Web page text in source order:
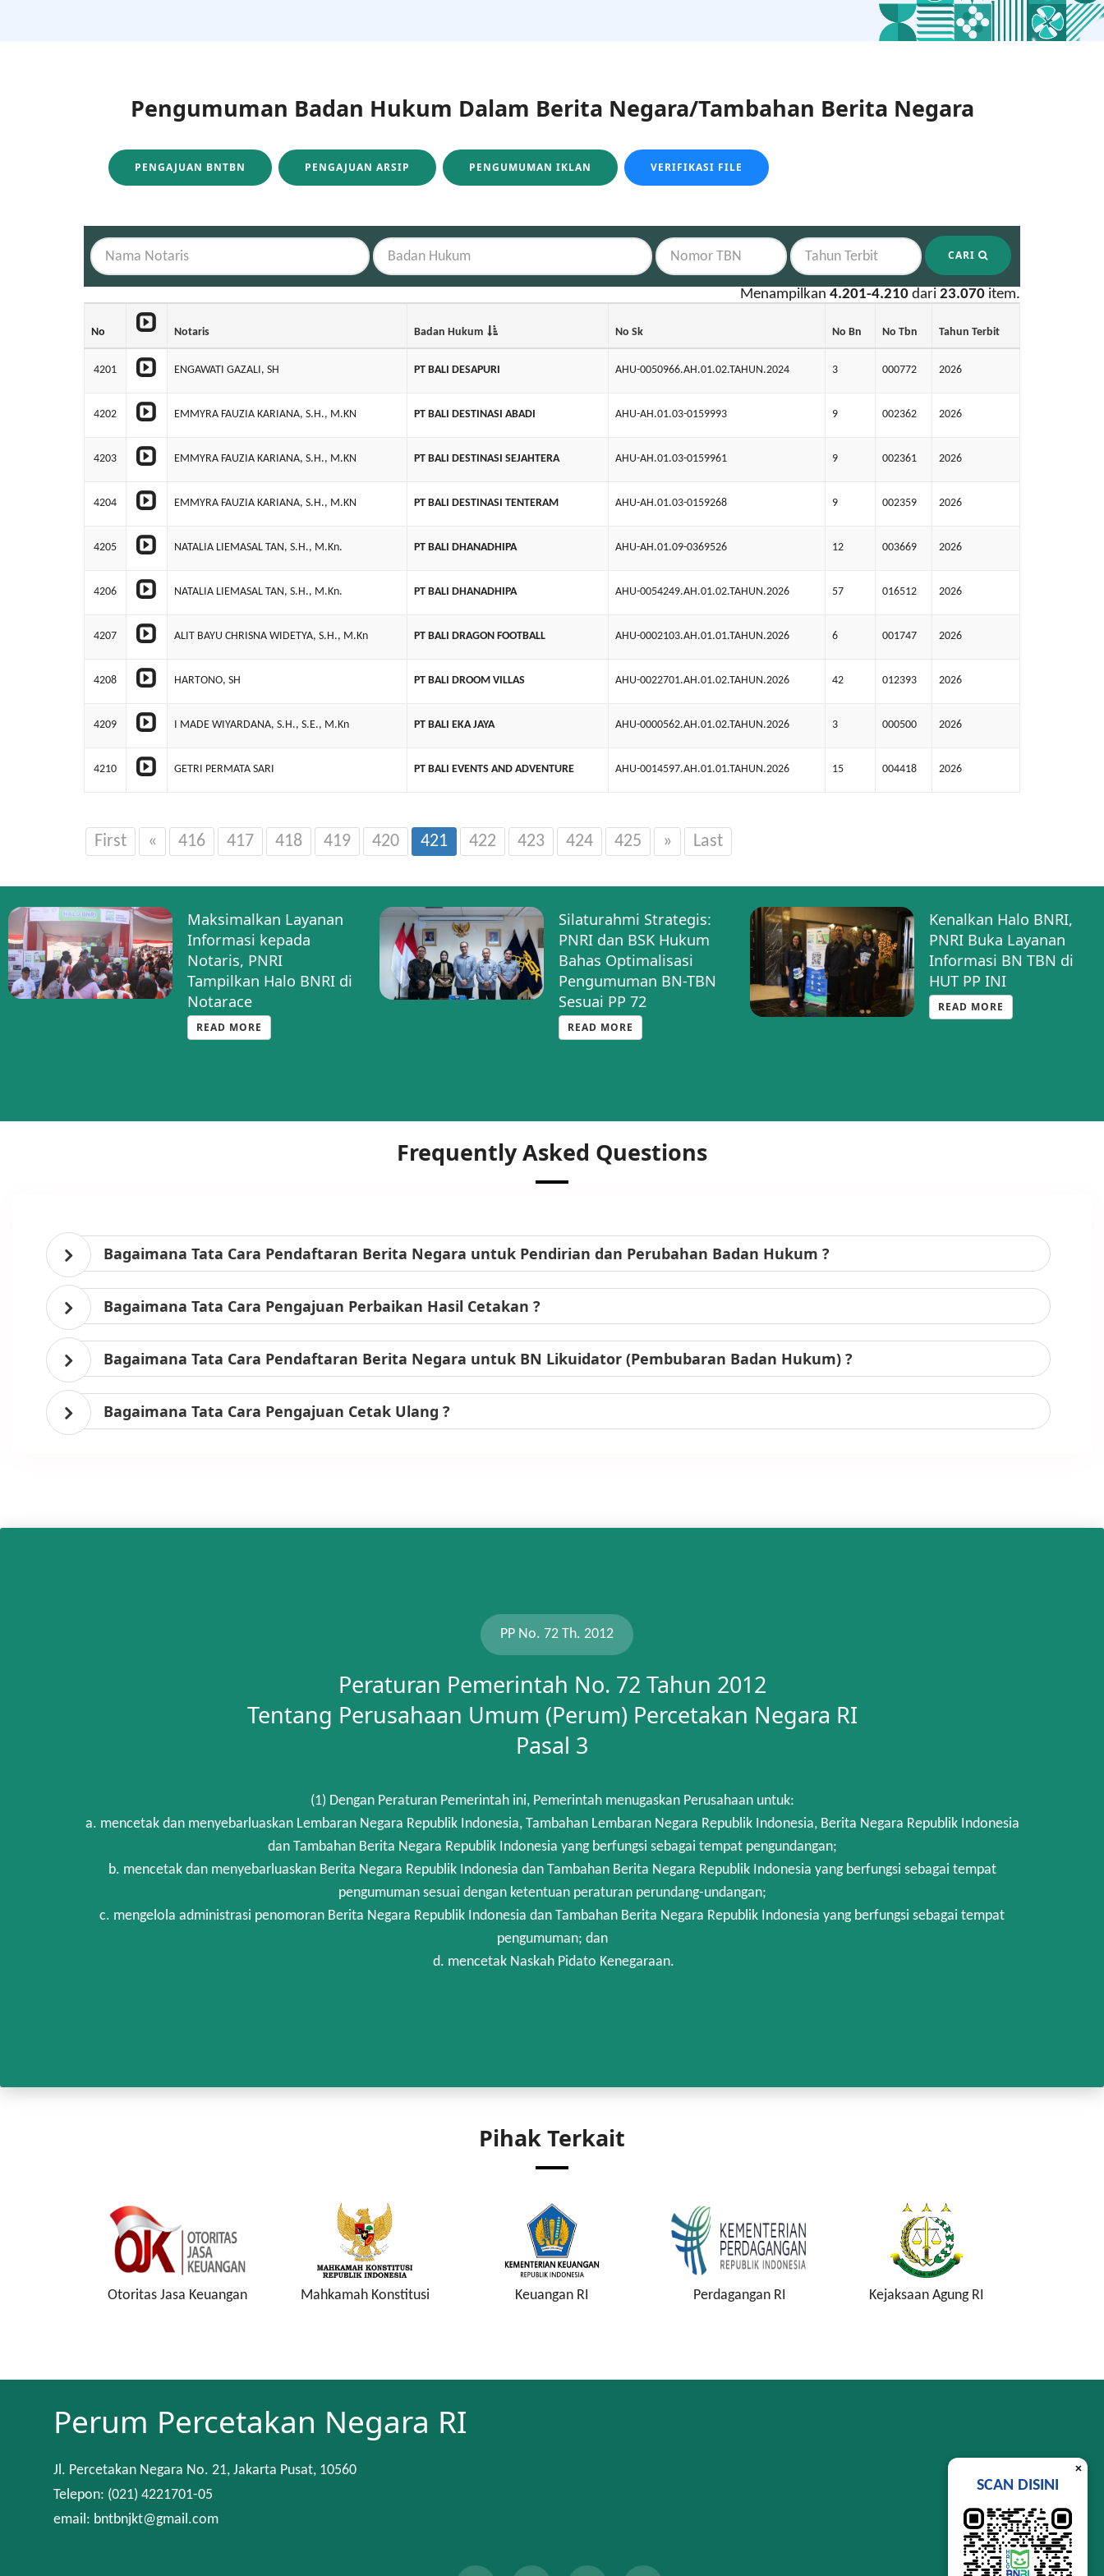
Pengumuman Badan Hukum Dalam Berita Negara/Tambahan Berita Negara
PENGAJUAN BNTBN PENGAJUAN ARSIP PENGUMUMAN IKLAN VERIFIKASI FILE
CARI
Menampilkan 4.201-4.210 dari 23.070 item.
No Notaris Badan Hukum No Sk No Bn No Tbn Tahun Terbit
4201 ENGAWATI GAZALI, SH PT BALI DESAPURI AHU-0050966.AH.01.02.TAHUN.2024 3 000772 2026
4202 EMMYRA FAUZIA KARIANA, S.H., M.KN PT BALI DESTINASI ABADI AHU-AH.01.03-0159993 9 002362 2026
4203 EMMYRA FAUZIA KARIANA, S.H., M.KN PT BALI DESTINASI SEJAHTERA AHU-AH.01.03-0159961 9 002361 2026
4204 EMMYRA FAUZIA KARIANA, S.H., M.KN PT BALI DESTINASI TENTERAM AHU-AH.01.03-0159268 9 002359 2026
4205 NATALIA LIEMASAL TAN, S.H., M.Kn. PT BALI DHANADHIPA AHU-AH.01.09-0369526 12 003669 2026
4206 NATALIA LIEMASAL TAN, S.H., M.Kn. PT BALI DHANADHIPA AHU-0054249.AH.01.02.TAHUN.2026 57 016512 2026
4207 ALIT BAYU CHRISNA WIDETYA, S.H., M.Kn PT BALI DRAGON FOOTBALL AHU-0002103.AH.01.01.TAHUN.2026 6 001747 2026
4208 HARTONO, SH PT BALI DROOM VILLAS AHU-0022701.AH.01.02.TAHUN.2026 42 012393 2026
4209 I MADE WIYARDANA, S.H., S.E., M.Kn PT BALI EKA JAYA AHU-0000562.AH.01.02.TAHUN.2026 3 000500 2026
4210 GETRI PERMATA SARI PT BALI EVENTS AND ADVENTURE AHU-0014597.AH.01.01.TAHUN.2026 15 004418 2026
First « 416 417 418 419 420 421 422 423 424 425 » Last
Maksimalkan Layanan
Informasi kepada
Notaris, PNRI
Tampilkan Halo BNRI di
Notarace
READ MORE
Silaturahmi Strategis:
PNRI dan BSK Hukum
Bahas Optimalisasi
Pengumuman BN-TBN
Sesuai PP 72
READ MORE
Kenalkan Halo BNRI,
PNRI Buka Layanan
Informasi BN TBN di
HUT PP INI
READ MORE
Frequently Asked Questions
Bagaimana Tata Cara Pendaftaran Berita Negara untuk Pendirian dan Perubahan Badan Hukum ?
Bagaimana Tata Cara Pengajuan Perbaikan Hasil Cetakan ?
Bagaimana Tata Cara Pendaftaran Berita Negara untuk BN Likuidator (Pembubaran Badan Hukum) ?
Bagaimana Tata Cara Pengajuan Cetak Ulang ?
PP No. 72 Th. 2012
Peraturan Pemerintah No. 72 Tahun 2012
Tentang Perusahaan Umum (Perum) Percetakan Negara RI
Pasal 3
(1) Dengan Peraturan Pemerintah ini, Pemerintah menugaskan Perusahaan untuk:
a. mencetak dan menyebarluaskan Lembaran Negara Republik Indonesia, Tambahan Lembaran Negara Republik Indonesia, Berita Negara Republik Indonesia
dan Tambahan Berita Negara Republik Indonesia yang berfungsi sebagai tempat pengundangan;
b. mencetak dan menyebarluaskan Berita Negara Republik Indonesia dan Tambahan Berita Negara Republik Indonesia yang berfungsi sebagai tempat
pengumuman sesuai dengan ketentuan peraturan perundang-undangan;
c. mengelola administrasi penomoran Berita Negara Republik Indonesia dan Tambahan Berita Negara Republik Indonesia yang berfungsi sebagai tempat
pengumuman; dan
d. mencetak Naskah Pidato Kenegaraan.
Pihak Terkait
Mahkamah Konstitusi Keuangan RI Perdagangan RI Kejaksaan Agung RI
Komisi Pemberantasan
Perum Percetakan Negara RI
Jl. Percetakan Negara No. 21, Jakarta Pusat, 10560
Telepon: (021) 4221701-05
email: bntbnjkt@gmail.com
×
SCAN DISINI